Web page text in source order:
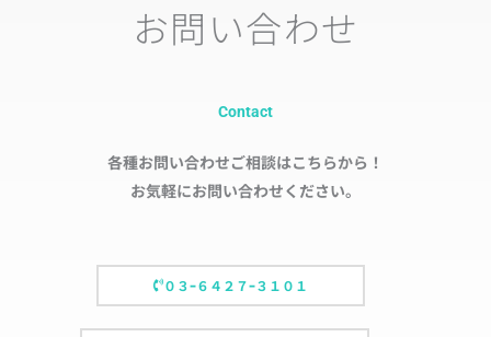
お問い合わせ
Contact
各種お問い合わせご相談はこちらから！
お気軽にお問い合わせください。
０３ｰ６４２７ｰ３１０１